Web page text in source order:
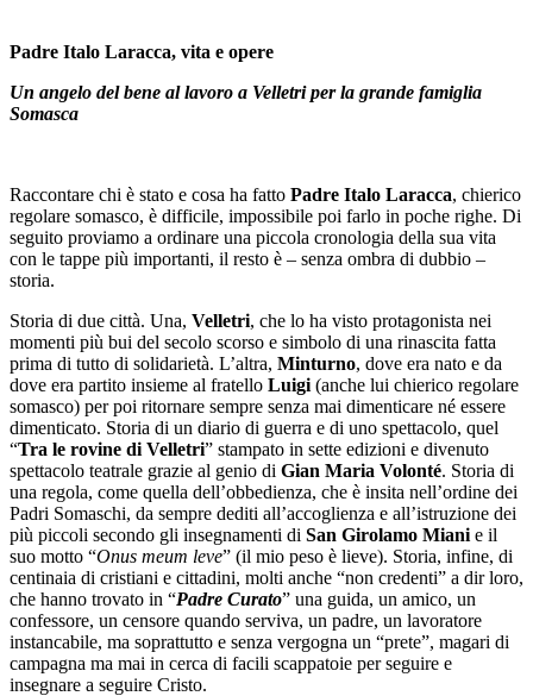
Padre Italo Laracca, vita e opere
Un angelo del bene al lavoro a Velletri per la grande famiglia
Somasca
Raccontare chi è stato e cosa ha fatto Padre Italo Laracca, chierico
regolare somasco, è difficile, impossibile poi farlo in poche righe. Di
seguito proviamo a ordinare una piccola cronologia della sua vita
con le tappe più importanti, il resto è – senza ombra di dubbio –
storia.
Storia di due città. Una, Velletri, che lo ha visto protagonista nei
momenti più bui del secolo scorso e simbolo di una rinascita fatta
prima di tutto di solidarietà. L’altra, Minturno, dove era nato e da
dove era partito insieme al fratello Luigi (anche lui chierico regolare
somasco) per poi ritornare sempre senza mai dimenticare né essere
dimenticato. Storia di un diario di guerra e di uno spettacolo, quel
“Tra le rovine di Velletri” stampato in sette edizioni e divenuto
spettacolo teatrale grazie al genio di Gian Maria Volonté. Storia di
una regola, come quella dell’obbedienza, che è insita nell’ordine dei
Padri Somaschi, da sempre dediti all’accoglienza e all’istruzione dei
più piccoli secondo gli insegnamenti di San Girolamo Miani e il
suo motto “Onus meum leve” (il mio peso è lieve). Storia, infine, di
centinaia di cristiani e cittadini, molti anche “non credenti” a dir loro,
che hanno trovato in “Padre Curato” una guida, un amico, un
confessore, un censore quando serviva, un padre, un lavoratore
instancabile, ma soprattutto e senza vergogna un “prete”, magari di
campagna ma mai in cerca di facili scappatoie per seguire e
insegnare a seguire Cristo.